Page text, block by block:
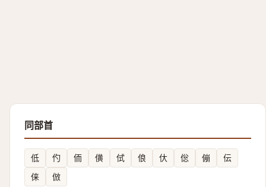
同部首
低 仢 侕 僙 侙 俍 㐲 倊 傰
伝
俫
倣